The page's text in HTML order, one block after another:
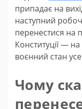
припадає на
наступний
перенестися на
Конституції —
воєнний стан
Чому